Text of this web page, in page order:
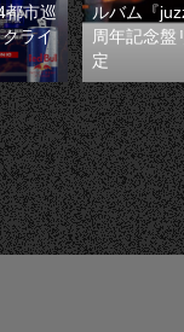
市巡
ライ
ルバム『
周年記念盤
定